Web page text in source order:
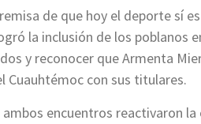
de que hoy el deporte sí
la inclusión de los poblanos
y reconocer que Armenta
Cuauhtémoc con sus titulares.
encuentros reactivaron